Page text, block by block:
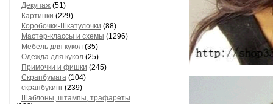
Декупaж (51)
Кaртинки (229)
Коробочки-Шкатулочки (88)
Мастер-классы и схемы (1296)
Мебель для кукол (35)
Одеждa для кукол (25)
Примочки и фишки (245)
Скрaпбумaгa (104)
скрапбукинг (239)
Шaблоны, штaмпы, трaфaреты